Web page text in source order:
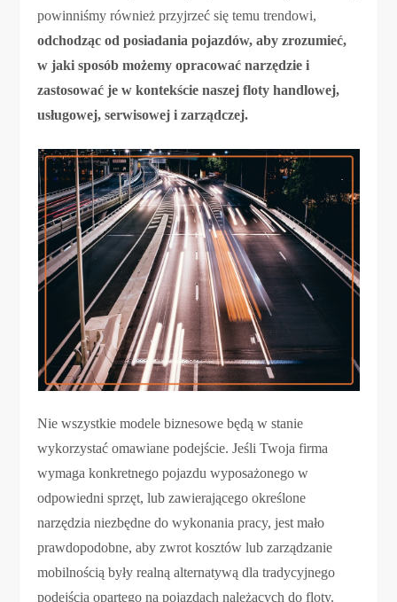
powinniśmy również przyjrzeć się temu trendowi,
odchodząc od posiadania pojazdów, aby zrozumieć,
w jaki sposób możemy opracować narzędzie i
zastosować je w kontekście naszej floty handlowej,
usługowej, serwisowej i zarządczej.
Nie wszystkie modele biznesowe będą w stanie
wykorzystać omawiane podejście. Jeśli Twoja firma
wymaga konkretnego pojazdu wyposażonego w
odpowiedni sprzęt, lub zawierającego określone
narzędzia niezbędne do wykonania pracy, jest mało
prawdopodobne, aby zwrot kosztów lub zarządzanie
mobilnością były realną alternatywą dla tradycyjnego
podejścia opartego na pojazdach należących do floty.